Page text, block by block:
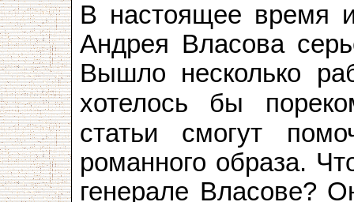
В настоящее время
Андрея Власова
Вышло несколько
хотелось бы
статьи смогут
романного образа.
генерале Власове?